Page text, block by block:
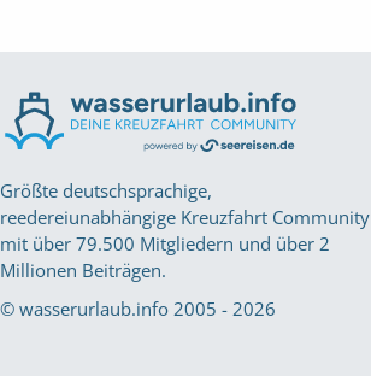
Größte deutschsprachige,
reedereiunabhängige Kreuzfahrt Community
mit über 79.500 Mitgliedern und über 2
Millionen Beiträgen.
© wasserurlaub.info 2005 - 2026